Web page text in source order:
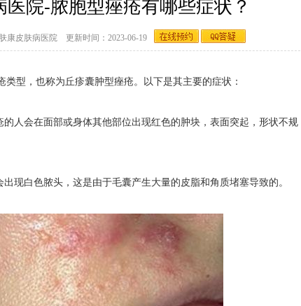
医院-脓胞型痤疮有哪些症状？
康皮肤病医院 更新时间：2023-06-19
型，也称为丘疹囊肿型痤疮。以下是其主要的症状：
会在面部或身体其他部位出现红色的肿块，表面突起，形状不规
白色脓头，这是由于毛囊产生大量的皮脂和角质堵塞导致的。